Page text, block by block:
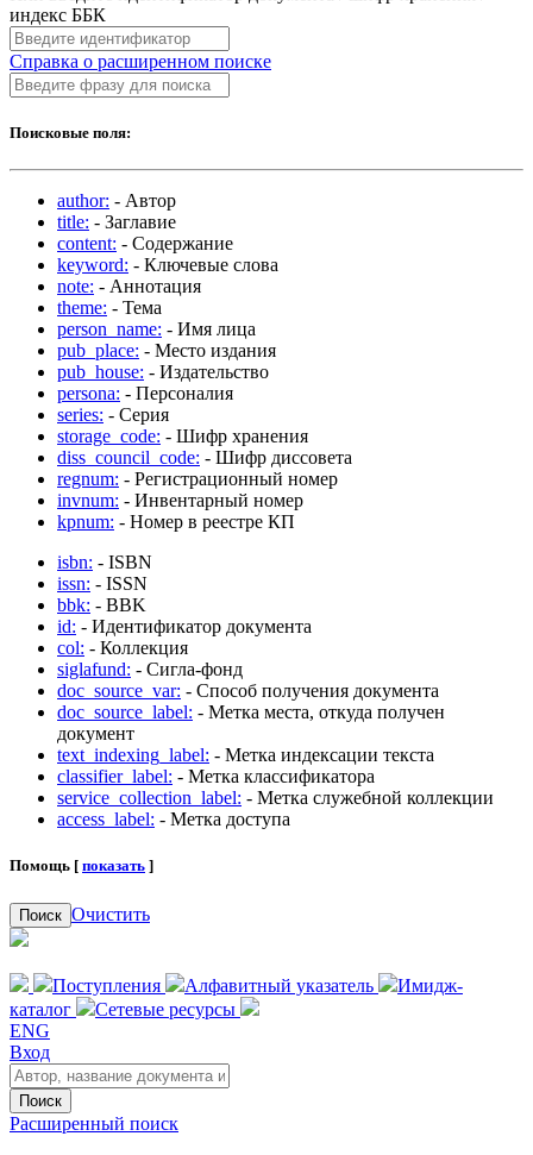
индекс ББК
Справка о расширенном поиске
Поисковые поля:
author: - Автор
title: - Заглавие
content: - Содержание
keyword: - Ключевые слова
note: - Аннотация
theme: - Тема
person_name: - Имя лица
pub_place: - Место издания
pub_house: - Издательство
persona: - Персоналия
series: - Серия
storage_code: - Шифр хранения
diss_council_code: - Шифр диссовета
regnum: - Регистрационный номер
invnum: - Инвентарный номер
kpnum: - Номер в реестре КП
isbn: - ISBN
issn: - ISSN
bbk: - BBK
id: - Идентификатор документа
col: - Коллекция
siglafund: - Сигла-фонд
doc_source_var: - Способ получения документа
doc_source_label: - Метка места, откуда получен
документ
text_indexing_label: - Метка индексации текста
classifier_label: - Метка классификатора
service_collection_label: - Метка служебной коллекции
access_label: - Метка доступа
Помощь [ показать ]
Поиск Очистить
Поступления Алфавитный указатель
Имидж-
каталог
Сетевые ресурсы
ENG
Вход
Поиск
Расширенный поиск